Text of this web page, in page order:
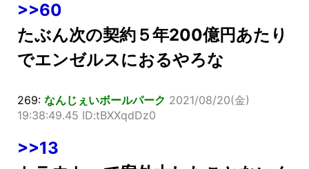
>>60
たぶん次の契約５年200億円あたり
でエンゼルスにおるやろな
269: なんじぇいボールパーク 2021/08/20(金)
19:38:49.45 ID:tBXXqdDz0
>>13